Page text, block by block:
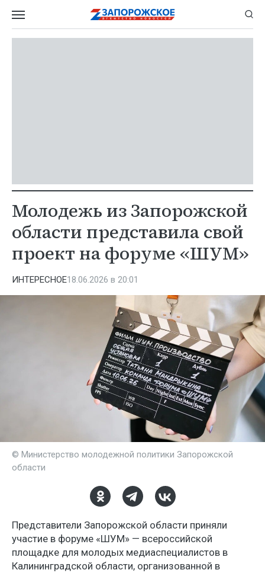
Молодежь из Запорожской
области представила свой
проект на форуме «ШУМ»
ИНТЕРЕСНОЕ18.06.2026 в 20:01
© Министерство молодежной политики Запорожской
области
Представители Запорожской области приняли
участие в форуме «ШУМ» — всероссийской
площадке для молодых медиаспециалистов в
Калининградской области, организованной в